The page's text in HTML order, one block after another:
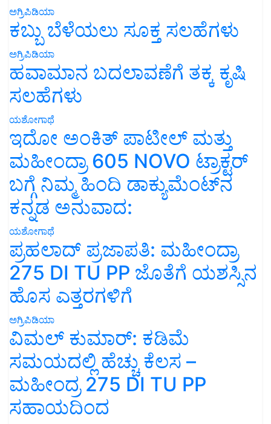
ಅಗ್ರಿಪಿಡಿಯಾ
ಕಬ್ಬು ಬೆಳೆಯಲು ಸೂಕ್ತ ಸಲಹೆಗಳು
ಅಗ್ರಿಪಿಡಿಯಾ
ಹವಾಮಾನ ಬದಲಾವಣೆಗೆ ತಕ್ಕ ಕೃಷಿ
ಸಲಹೆಗಳು
ಯಶೋಗಾಥೆ
ಇದೋ ಅಂಕಿತ್ ಪಾಟೀಲ್ ಮತ್ತು
ಮಹೀಂದ್ರಾ 605 NOVO ಟ್ರಾಕ್ಟರ್
ಬಗ್ಗೆ ನಿಮ್ಮ ಹಿಂದಿ ಡಾಕ್ಯುಮೆಂಟ್‌ನ
ಕನ್ನಡ ಅನುವಾದ:
ಯಶೋಗಾಥೆ
ಪ್ರಹಲಾದ್ ಪ್ರಜಾಪತಿ: ಮಹೀಂದ್ರಾ
275 DI TU PP ಜೊತೆಗೆ ಯಶಸ್ಸಿನ
ಹೊಸ ಎತ್ತರಗಳಿಗೆ
ಅಗ್ರಿಪಿಡಿಯಾ
ವಿಮಲ್ ಕುಮಾರ್: ಕಡಿಮೆ
ಸಮಯದಲ್ಲಿ ಹೆಚ್ಚು ಕೆಲಸ –
ಮಹೀಂದ್ರ 275 DI TU PP
ಸಹಾಯದಿಂದ